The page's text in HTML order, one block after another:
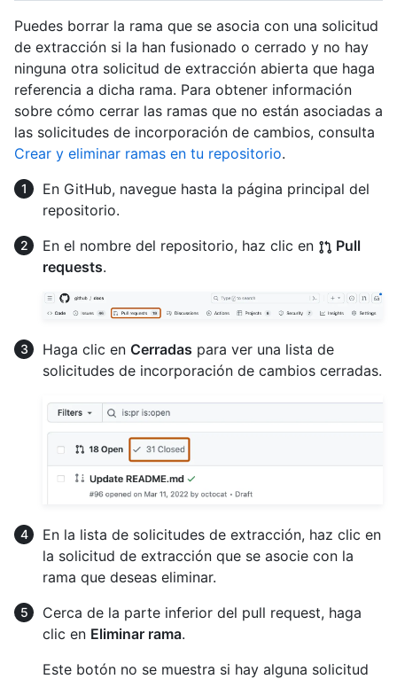
Puedes borrar la rama que se asocia con una solicitud
de extracción si la han fusionado o cerrado y no hay
ninguna otra solicitud de extracción abierta que haga
referencia a dicha rama. Para obtener información
sobre cómo cerrar las ramas que no están asociadas a
las solicitudes de incorporación de cambios, consulta
Crear y eliminar ramas en tu repositorio.
En GitHub, navegue hasta la página principal del
repositorio.
En el nombre del repositorio, haz clic en
Pull
requests.
Haga clic en Cerradas para ver una lista de
solicitudes de incorporación de cambios cerradas.
En la lista de solicitudes de extracción, haz clic en
la solicitud de extracción que se asocie con la
rama que deseas eliminar.
Cerca de la parte inferior del pull request, haga
clic en Eliminar rama.
Este botón no se muestra si hay alguna solicitud